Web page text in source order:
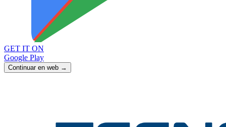
GET IT ON
Google Play
Continuar en web →